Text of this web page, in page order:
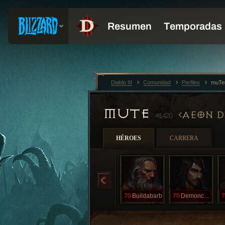
MUTE#1420 AEON
HÉROES CARRERA
70 Buildabarb 70 Demoncuunter
Diablo III Comunidad Perfiles